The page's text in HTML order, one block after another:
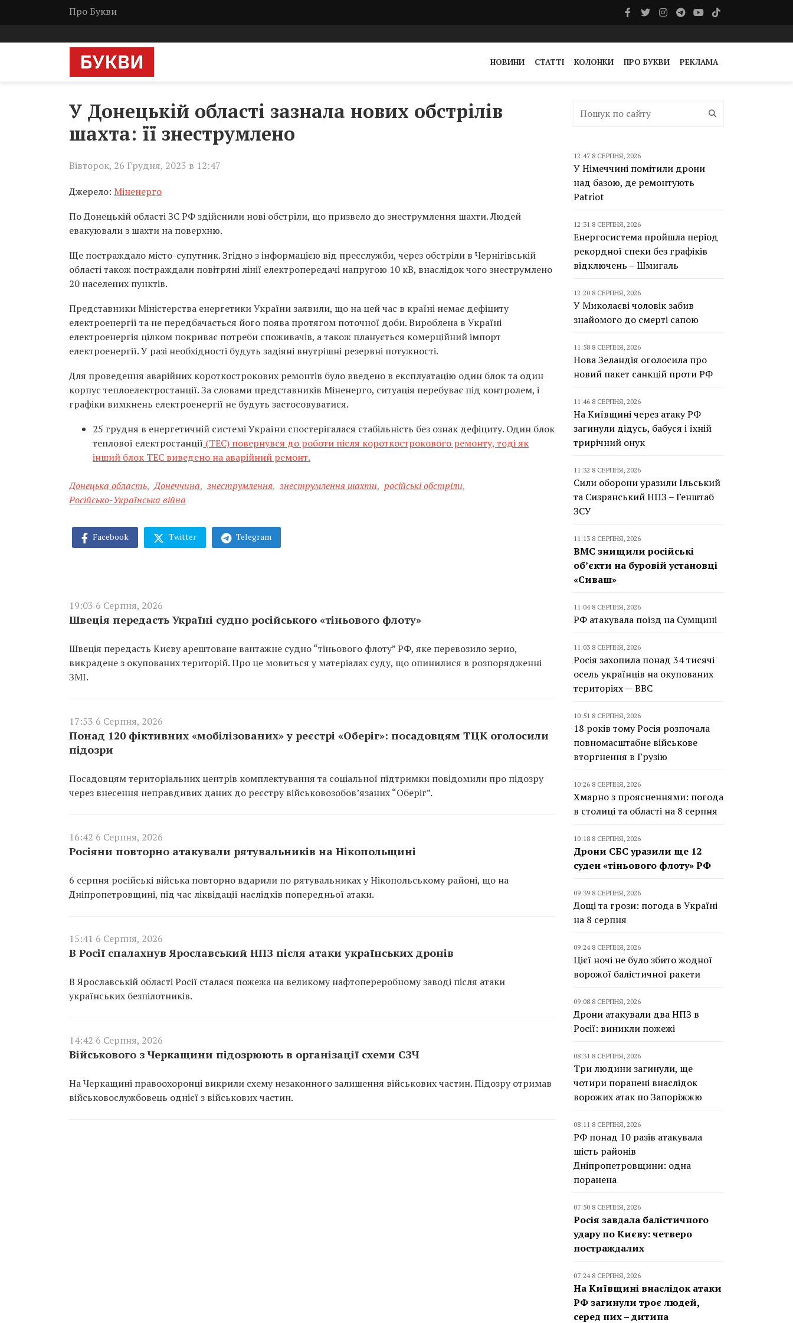
Про Букви
НОВИНИ СТАТТІ КОЛОНКИ ПРО БУКВИ РЕКЛАМА
У Донецькій області зазнала нових обстрілів
шахта: її знеструмлено
Вівторок, 26 Грудня, 2023 в 12:47
Джерело: Міненерго
По Донецькій області ЗС РФ здійснили нові обстріли, що призвело до знеструмлення шахти. Людей
евакуювали з шахти на поверхню.
Ще постраждало місто-супутник. Згідно з інформацією від пресслужби, через обстріли в Чернігівській
області також постраждали повітряні лінії електропередачі напругою 10 кВ, внаслідок чого знеструмлено
20 населених пунктів.
Представники Міністерства енергетики України заявили, що на цей час в країні немає дефіциту
електроенергії та не передбачається його поява протягом поточної доби. Вироблена в Україні
електроенергія цілком покриває потреби споживачів, а також планується комерційний імпорт
електроенергії. У разі необхідності будуть задіяні внутрішні резервні потужності.
Для проведення аварійних короткострокових ремонтів було введено в експлуатацію один блок та один
корпус теплоелектростанції. За словами представників Міненерго, ситуація перебуває під контролем, і
графіки вимкнень електроенергії не будуть застосовуватися.
25 грудня в енергетичній системі України спостерігалася стабільність без ознак дефіциту. Один блок
теплової електростанції (ТЕС) повернувся до роботи після короткострокового ремонту, тоді як
інший блок ТЕС виведено на аварійний ремонт.
Донецька область, Донеччина, знеструмлення, знеструмлення шахти, російські обстріли,
Російсько-Українська війна
Facebook Twitter Telegram
19:03 6 Серпня, 2026
Швеція передасть Україні судно російського «тіньового флоту»
Швеція передасть Києву арештоване вантажне судно “тіньового флоту” РФ, яке перевозило зерно,
викрадене з окупованих територій. Про це мовиться у матеріалах суду, що опинилися в розпорядженні
ЗМІ.
17:53 6 Серпня, 2026
Понад 120 фіктивних «мобілізованих» у реєстрі «Оберіг»: посадовцям ТЦК оголосили
підозри
Посадовцям територіальних центрів комплектування та соціальної підтримки повідомили про підозру
через внесення неправдивих даних до реєстру військовозобов’язаних “Оберіг”.
16:42 6 Серпня, 2026
Росіяни повторно атакували рятувальників на Нікопольщині
6 серпня російські війська повторно вдарили по рятувальниках у Нікопольському районі, що на
Дніпропетровщині, під час ліквідації наслідків попередньої атаки.
15:41 6 Серпня, 2026
В Росії спалахнув Ярославський НПЗ після атаки українських дронів
В Ярославській області Росії сталася пожежа на великому нафтопереробному заводі після атаки
українських безпілотників.
14:42 6 Серпня, 2026
Військового з Черкащини підозрюють в організації схеми СЗЧ
На Черкащині правоохоронці викрили схему незаконного залишення військових частин. Підозру отримав
військовослужбовець однієї з військових частин.
12:47 8 СЕРПНЯ, 2026
У Німеччині помітили дрони
над базою, де ремонтують
Patriot
12:31 8 СЕРПНЯ, 2026
Енергосистема пройшла період
рекордної спеки без графіків
відключень – Шмигаль
12:20 8 СЕРПНЯ, 2026
У Миколаєві чоловік забив
знайомого до смерті сапою
11:58 8 СЕРПНЯ, 2026
Нова Зеландія оголосила про
новий пакет санкцій проти РФ
11:46 8 СЕРПНЯ, 2026
На Київщині через атаку РФ
загинули дідусь, бабуся і їхній
трирічний онук
11:32 8 СЕРПНЯ, 2026
Сили оборони уразили Ільський
та Сизранський НПЗ – Генштаб
ЗСУ
11:13 8 СЕРПНЯ, 2026
ВМС знищили російські
об’єкти на буровій установці
«Сиваш»
11:04 8 СЕРПНЯ, 2026
РФ атакувала поїзд на Сумщині
11:03 8 СЕРПНЯ, 2026
Росія захопила понад 34 тисячі
осель українців на окупованих
територіях — BBC
10:51 8 СЕРПНЯ, 2026
18 років тому Росія розпочала
повномасштабне військове
вторгнення в Грузію
10:26 8 СЕРПНЯ, 2026
Хмарно з проясненнями: погода
в столиці та області на 8 серпня
10:18 8 СЕРПНЯ, 2026
Дрони СБС уразили ще 12
суден «тіньового флоту» РФ
09:39 8 СЕРПНЯ, 2026
Дощі та грози: погода в Україні
на 8 серпня
09:24 8 СЕРПНЯ, 2026
Цієї ночі не було збито жодної
ворожої балістичної ракети
09:08 8 СЕРПНЯ, 2026
Дрони атакували два НПЗ в
Росії: виникли пожежі
08:31 8 СЕРПНЯ, 2026
Три людини загинули, ще
чотири поранені внаслідок
ворожих атак по Запоріжжю
08:11 8 СЕРПНЯ, 2026
РФ понад 10 разів атакувала
шість районів
Дніпропетровщини: одна
поранена
07:50 8 СЕРПНЯ, 2026
Росія завдала балістичного
удару по Києву: четверо
постраждалих
07:24 8 СЕРПНЯ, 2026
На Київщині внаслідок атаки
РФ загинули троє людей,
серед них – дитина